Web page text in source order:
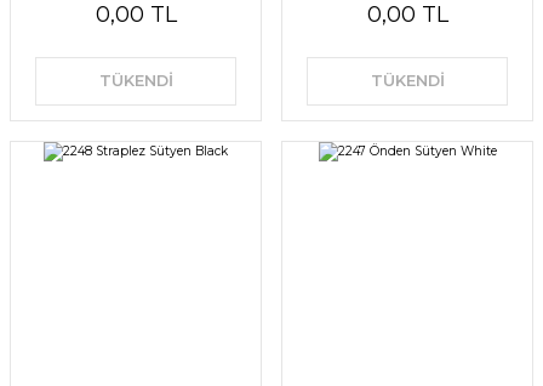
0,00 TL
TÜKENDİ
0,00 TL
TÜKENDİ